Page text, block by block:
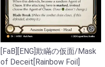
[FaB][ENG]欺瞞の仮面/Mask
of Deceit[Rainbow Foil]